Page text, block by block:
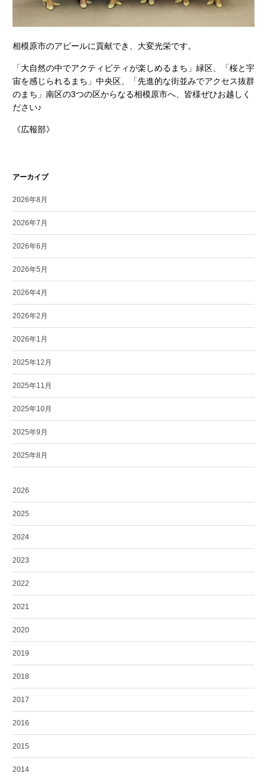
相模原市のアピールに貢献でき、大変光栄です。
「大自然の中でアクティビティが楽しめるまち」緑区、「桜と宇
宙を感じられるまち」中央区、「先進的な街並みでアクセス抜群
のまち」南区の3つの区からなる相模原市へ、皆様ぜひお越しく
ださい♪
《広報部》
アーカイブ
2026年8月
2026年7月
2026年6月
2026年5月
2026年4月
2026年2月
2026年1月
2025年12月
2025年11月
2025年10月
2025年9月
2025年8月
2026
2025
2024
2023
2022
2021
2020
2019
2018
2017
2016
2015
2014